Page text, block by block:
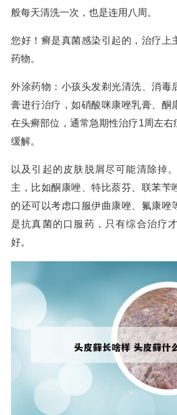
般每天清洗一次，也是连用八周。
您好！癣是真菌感染引起的，治疗上
药物。
外涂药物：小孩头发剃光清洗、消毒
膏进行治疗，如硝酸咪康唑乳膏、酮
在头癣部位，通常急期性治疗1周左右
缓解。
以及引起的皮肤脱屑尽可能清除掉
主，比如酮康唑、特比萘芬、联苯苄
的还可以考虑口服伊曲康唑、氟康唑
是抗真菌的口服药，只有综合治疗
好。